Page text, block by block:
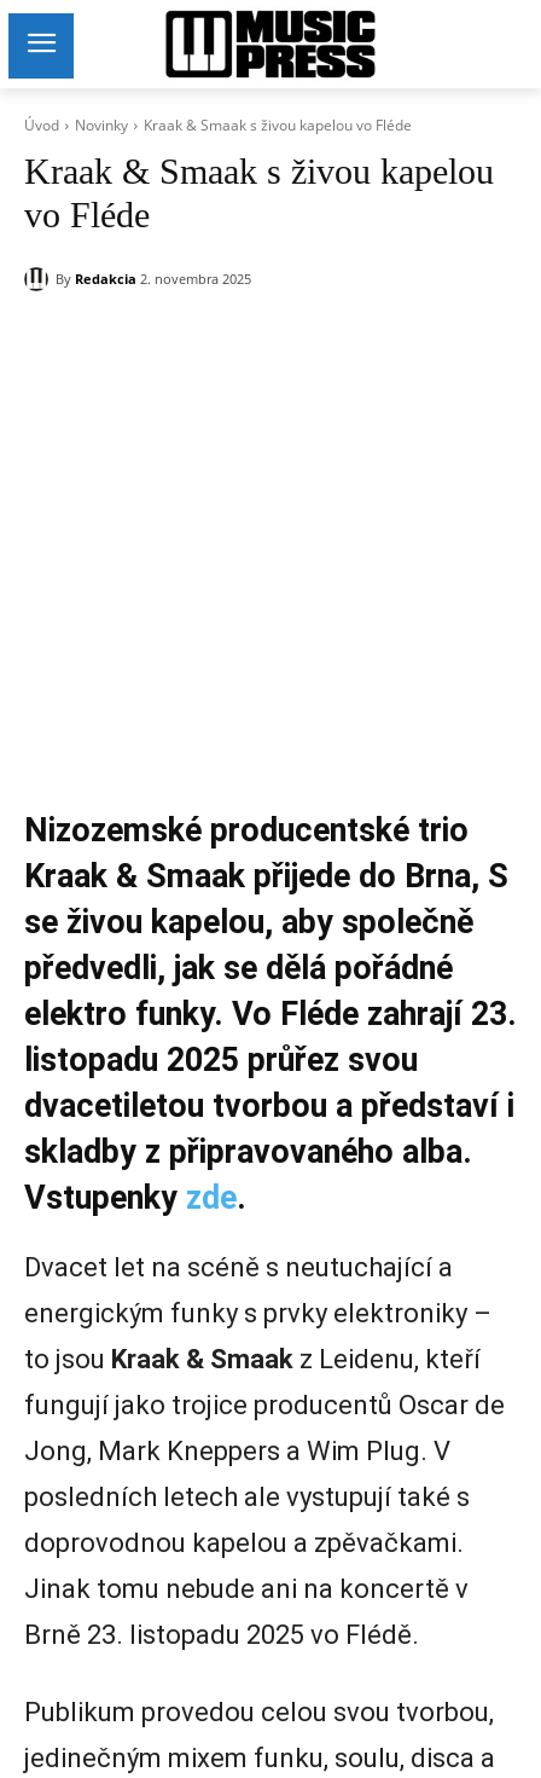
Úvod Novinky Kraak & Smaak s živou kapelou vo Fléde
Kraak & Smaak s živou kapelou
vo Fléde
By Redakcia 2. novembra 2025
Nizozemské producentské trio
Kraak & Smaak přijede do Brna, S
se živou kapelou, aby společně
předvedli, jak se dělá pořádné
elektro funky. Vo Fléde zahrají 23.
listopadu 2025 průřez svou
dvacetiletou tvorbou a představí i
skladby z připravovaného alba.
Vstupenky zde.
Dvacet let na scéně s neutuchající a
energickým funky s prvky elektroniky –
to jsou Kraak & Smaak z Leidenu, kteří
fungují jako trojice producentů Oscar de
Jong, Mark Kneppers a Wim Plug. V
posledních letech ale vystupují také s
doprovodnou kapelou a zpěvačkami.
Jinak tomu nebude ani na koncertě v
Brně 23. listopadu 2025 vo Flédě.
Publikum provedou celou svou tvorbou,
jedinečným mixem funku, soulu, disca a